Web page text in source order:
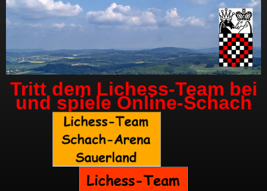
Tritt dem Lichess-Team bei
und spiele Online-Schach